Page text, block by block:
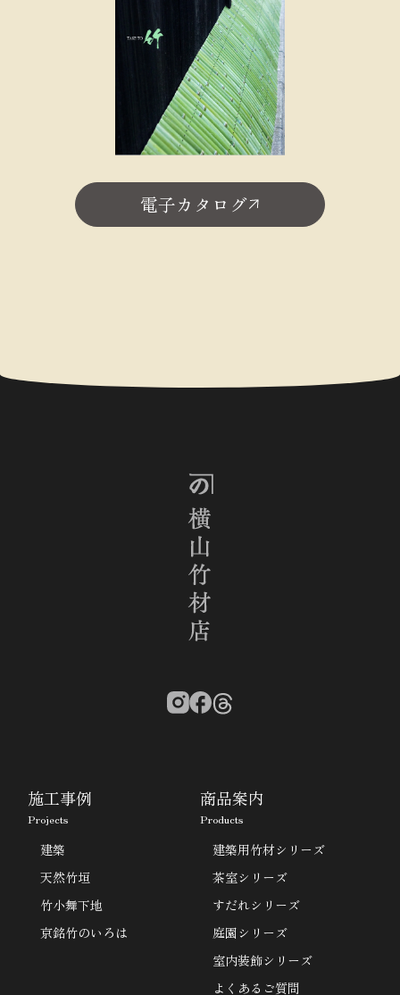
電子カタログ
施工事例
Projects
建築
天然竹垣
竹小舞下地
京銘竹のいろは
商品案内
Products
建築用竹材シリーズ
茶室シリーズ
すだれシリーズ
庭園シリーズ
室内装飾シリーズ
よくあるご質問